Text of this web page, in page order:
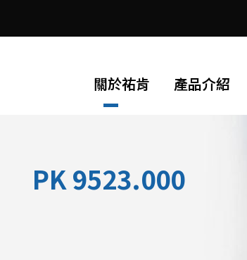
關於祐肯 產品介紹
PK 9523.000